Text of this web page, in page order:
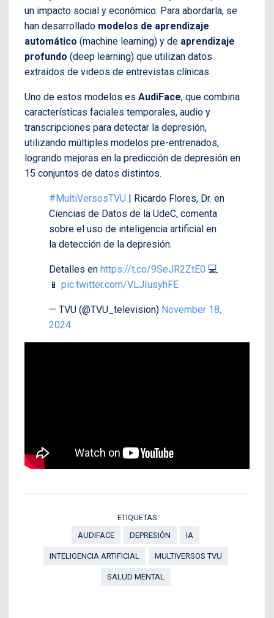
un impacto social y económico. Para abordarla, se
han desarrollado modelos de aprendizaje
automático (machine learning) y de aprendizaje
profundo (deep learning) que utilizan datos
extraídos de videos de entrevistas clínicas.
Uno de estos modelos es AudiFace, que combina
características faciales temporales, audio y
transcripciones para detectar la depresión,
utilizando múltiples modelos pre-entrenados,
logrando mejoras en la predicción de depresión en
15 conjuntos de datos distintos.
#MultiVersosTVU | Ricardo Flores, Dr. en
Ciencias de Datos de la UdeC, comenta
sobre el uso de inteligencia artificial en
la detección de la depresión.
Detalles en https://t.co/9SeJR2ZtE0 💻
📱 pic.twitter.com/VLJIusyhFE
— TVU (@TVU_television) November 18,
2024
ETIQUETAS
AUDIFACE
DEPRESIÓN IA
INTELIGENCIA ARTIFICIAL MULTIVERSOS TVU
SALUD MENTAL